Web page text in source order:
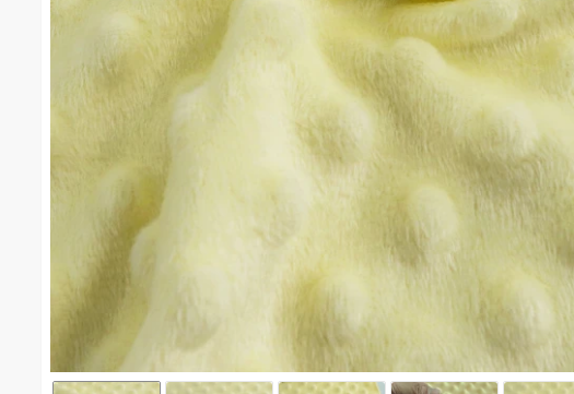
Dot Emboss(YELLOW) #1